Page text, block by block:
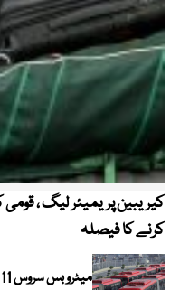
کرنے کا فیصلہ